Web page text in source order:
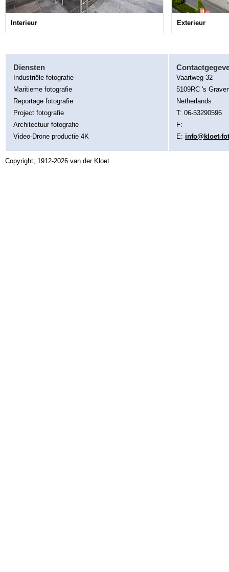
Interieur Exterieur
Diensten
Industriële fotografie
Maritieme fotografie
Reportage fotografie
Project fotografie
Architectuur fotografie
Video-Drone productie 4K
Vaartweg 32
5109RC 's
Netherlands
T: 06-53290596
F:
E: info@kloet-
Copyright; 1912-2026 van der Kloet